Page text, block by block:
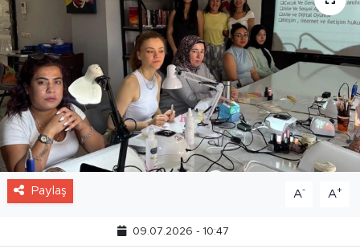
Paylaş A- A+
09.07.2026 - 10:47